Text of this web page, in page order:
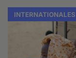
INTERNATIONALES